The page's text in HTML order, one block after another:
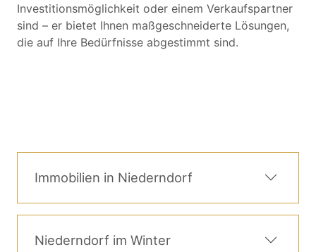
Investitionsmöglichkeit oder einem Verkaufspartner
sind – er bietet Ihnen maßgeschneiderte Lösungen,
die auf Ihre Bedürfnisse abgestimmt sind.
Immobilien in Niederndorf
Niederndorf im Winter